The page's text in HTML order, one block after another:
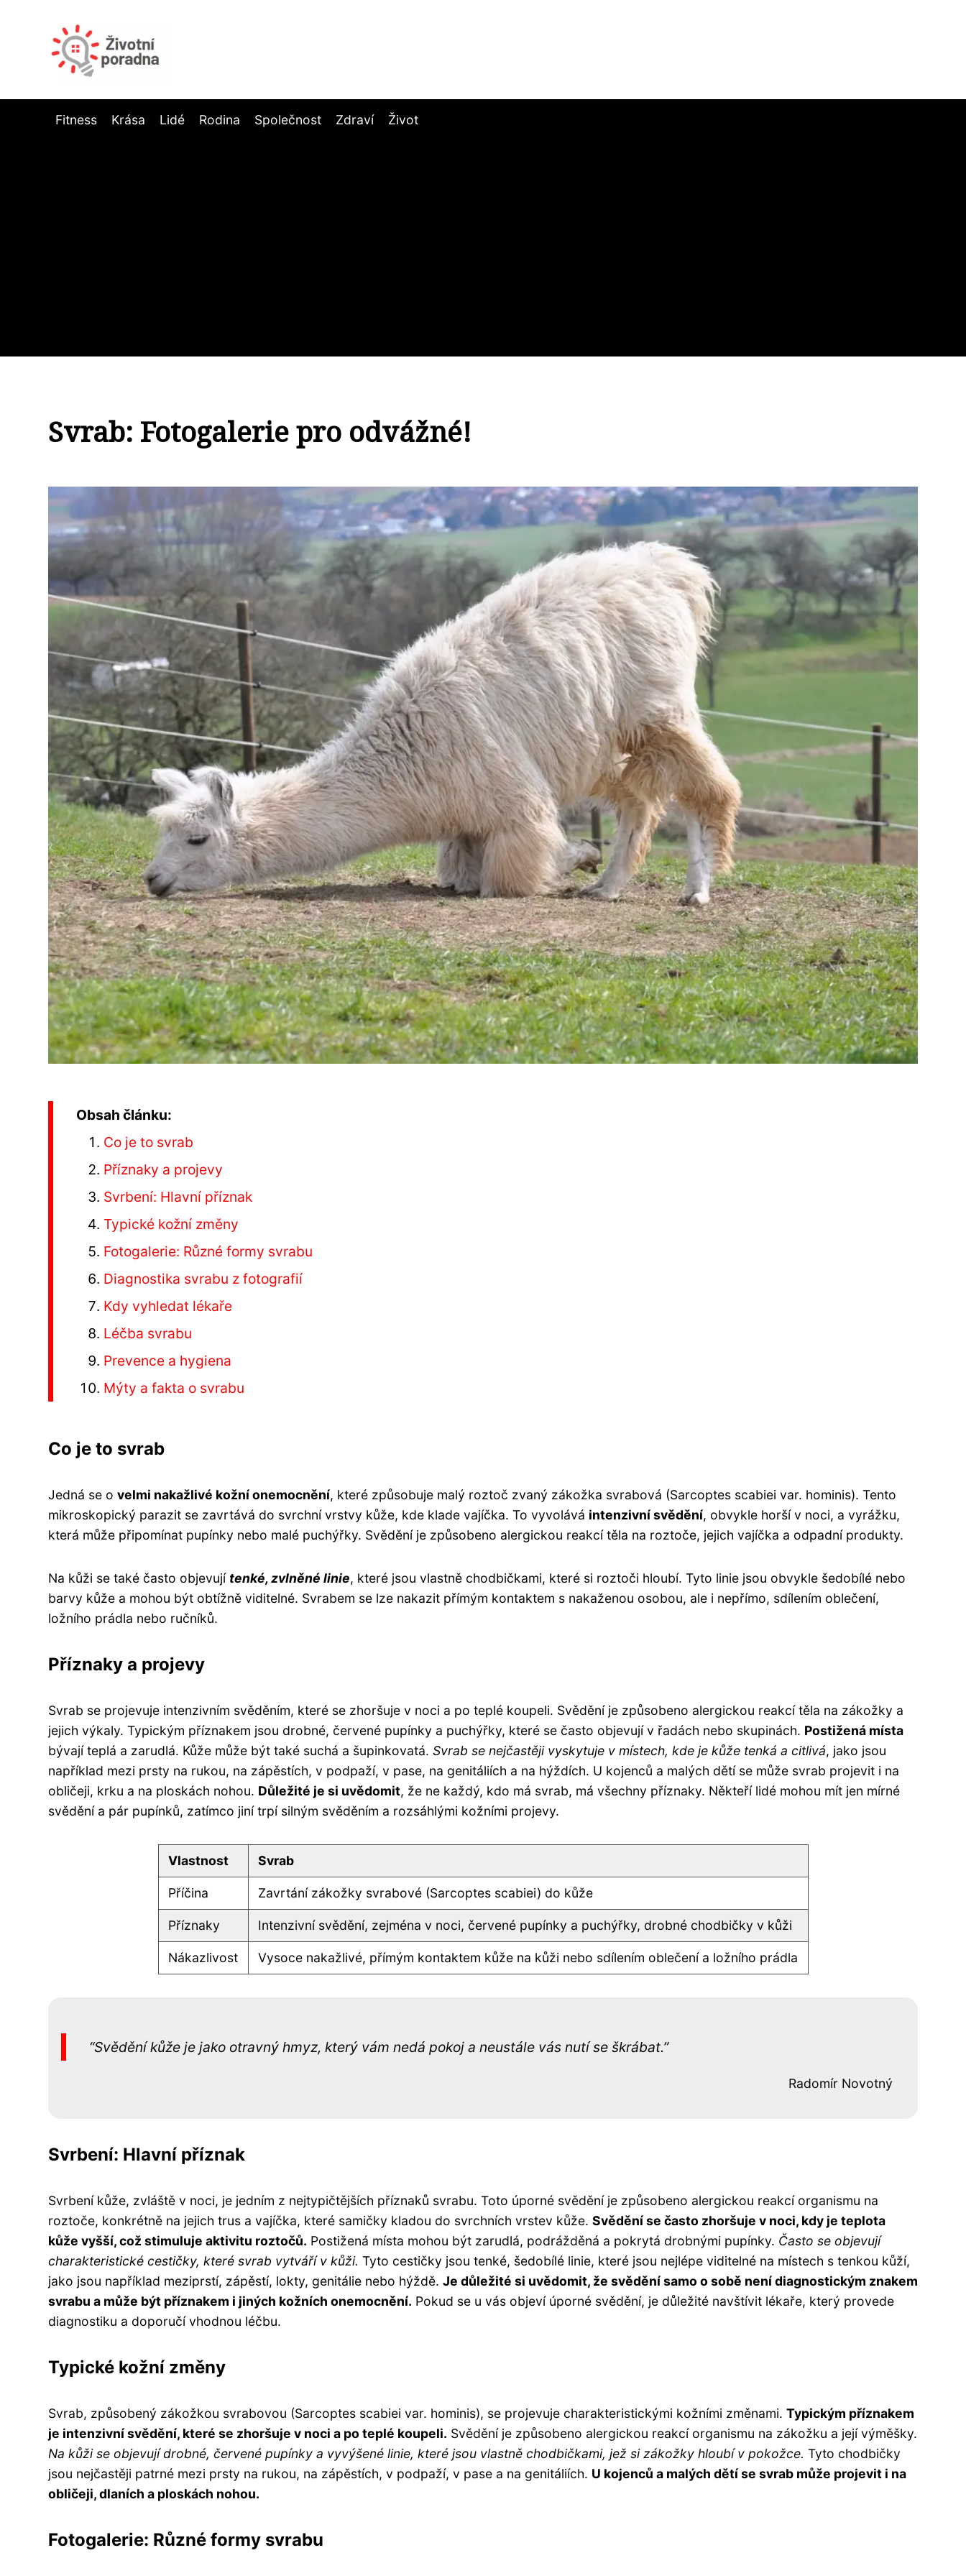
Fitness Krása Lidé Rodina Společnost Zdraví Život
Svrab: Fotogalerie pro odvážné!
Obsah článku:
Co je to svrab
Příznaky a projevy
Svrbení: Hlavní příznak
Typické kožní změny
Fotogalerie: Různé formy svrabu
Diagnostika svrabu z fotografií
Kdy vyhledat lékaře
Léčba svrabu
Prevence a hygiena
Mýty a fakta o svrabu
Co je to svrab
Jedná se o velmi nakažlivé kožní onemocnění, které způsobuje malý roztoč zvaný zákožka svrabová (Sarcoptes scabiei var. hominis). Tento
mikroskopický parazit se zavrtává do svrchní vrstvy kůže, kde klade vajíčka. To vyvolává intenzivní svědění, obvykle horší v noci, a vyrážku,
která může připomínat pupínky nebo malé puchýřky. Svědění je způsobeno alergickou reakcí těla na roztoče, jejich vajíčka a odpadní produkty.
Na kůži se také často objevují tenké, zvlněné linie, které jsou vlastně chodbičkami, které si roztoči hloubí. Tyto linie jsou obvykle šedobílé nebo
barvy kůže a mohou být obtížně viditelné. Svrabem se lze nakazit přímým kontaktem s nakaženou osobou, ale i nepřímo, sdílením oblečení,
ložního prádla nebo ručníků.
Příznaky a projevy
Svrab se projevuje intenzivním svěděním, které se zhoršuje v noci a po teplé koupeli. Svědění je způsobeno alergickou reakcí těla na zákožky a
jejich výkaly. Typickým příznakem jsou drobné, červené pupínky a puchýřky, které se často objevují v řadách nebo skupinách. Postižená místa
bývají teplá a zarudlá. Kůže může být také suchá a šupinkovatá. Svrab se nejčastěji vyskytuje v místech, kde je kůže tenká a citlivá, jako jsou
například mezi prsty na rukou, na zápěstích, v podpaží, v pase, na genitáliích a na hýždích. U kojenců a malých dětí se může svrab projevit i na
obličeji, krku a na ploskách nohou. Důležité je si uvědomit, že ne každý, kdo má svrab, má všechny příznaky. Někteří lidé mohou mít jen mírné
svědění a pár pupínků, zatímco jiní trpí silným svěděním a rozsáhlými kožními projevy.
Vlastnost Svrab
Příčina Zavrtání zákožky svrabové (Sarcoptes scabiei) do kůže
Příznaky Intenzivní svědění, zejména v noci, červené pupínky a puchýřky, drobné chodbičky v kůži
Nákazlivost Vysoce nakažlivé, přímým kontaktem kůže na kůži nebo sdílením oblečení a ložního prádla
Svědění kůže je jako otravný hmyz, který vám nedá pokoj a neustále vás nutí se škrábat.
Radomír Novotný
Svrbení: Hlavní příznak
Svrbení kůže, zvláště v noci, je jedním z nejtypičtějších příznaků svrabu. Toto úporné svědění je způsobeno alergickou reakcí organismu na
roztoče, konkrétně na jejich trus a vajíčka, které samičky kladou do svrchních vrstev kůže. Svědění se často zhoršuje v noci, kdy je teplota
kůže vyšší, což stimuluje aktivitu roztočů. Postižená místa mohou být zarudlá, podrážděná a pokrytá drobnými pupínky. Často se objevují
charakteristické cestičky, které svrab vytváří v kůži. Tyto cestičky jsou tenké, šedobílé linie, které jsou nejlépe viditelné na místech s tenkou kůží,
jako jsou například meziprstí, zápěstí, lokty, genitálie nebo hýždě. Je důležité si uvědomit, že svědění samo o sobě není diagnostickým znakem
svrabu a může být příznakem i jiných kožních onemocnění. Pokud se u vás objeví úporné svědění, je důležité navštívit lékaře, který provede
diagnostiku a doporučí vhodnou léčbu.
Typické kožní změny
Svrab, způsobený zákožkou svrabovou (Sarcoptes scabiei var. hominis), se projevuje charakteristickými kožními změnami. Typickým příznakem
je intenzivní svědění, které se zhoršuje v noci a po teplé koupeli. Svědění je způsobeno alergickou reakcí organismu na zákožku a její výměšky.
Na kůži se objevují drobné, červené pupínky a vyvýšené linie, které jsou vlastně chodbičkami, jež si zákožky hloubí v pokožce. Tyto chodbičky
jsou nejčastěji patrné mezi prsty na rukou, na zápěstích, v podpaží, v pase a na genitáliích. U kojenců a malých dětí se svrab může projevit i na
obličeji, dlaních a ploskách nohou.
Fotogalerie: Různé formy svrabu